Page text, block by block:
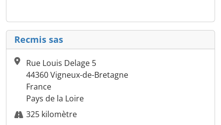
Recmis sas
Rue Louis Delage 5
44360 Vigneux-de-Bretagne
France
Pays de la Loire
325 kilomètre